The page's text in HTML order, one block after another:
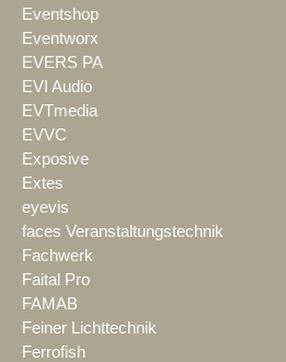
Eventshop
Eventworx
EVERS PA
EVI Audio
EVTmedia
EVVC
Exposive
Extes
eyevis
faces Veranstaltungstechnik
Fachwerk
Faital Pro
FAMAB
Feiner Lichttechnik
Ferrofish